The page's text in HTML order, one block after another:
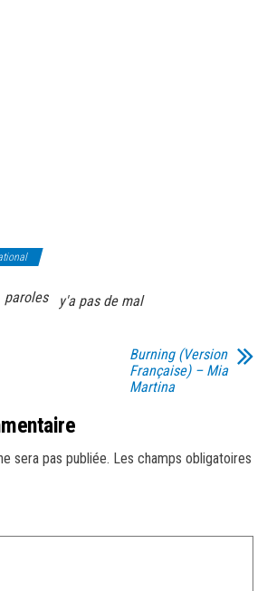
paroles y'a pas de mal
Burning (Version
Française) – Mia
Martina
sera pas publiée. Les champs obligatoires